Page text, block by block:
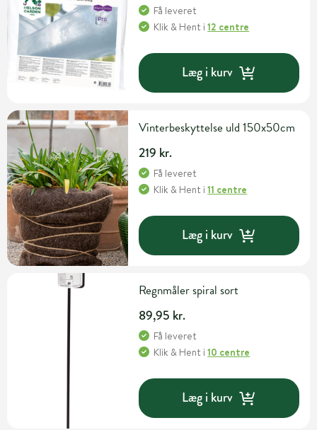
Få leveret
Klik & Hent i12 centre
Læg i kurv
Vinterbeskyttelse uld 150x50cm
219 kr.
Få leveret
Klik & Hent i11 centre
Læg i kurv
Regnmåler spiral sort
89,95 kr.
Få leveret
Klik & Hent i10 centre
Læg i kurv